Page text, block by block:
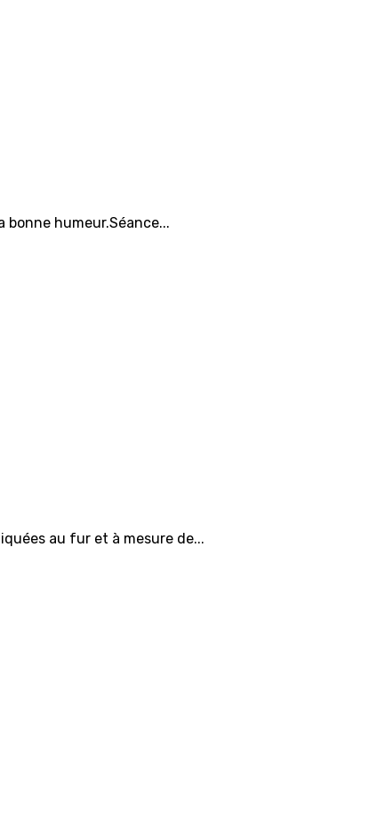
humeur.Séance...
au fur et à mesure de...